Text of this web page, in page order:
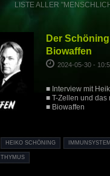
LISTE ALLER
Der Schöning
Biowaffen
2024-05-30 -
■ Interview mit
■ T-Zellen und das
■ Biowaffen
HEIKO SCHÖNING IMMUNSYSTEM
THYMUS